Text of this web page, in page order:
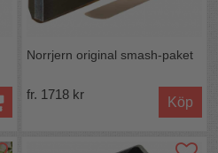
Norrjern original smash-paket
fr. 1718 kr
Köp